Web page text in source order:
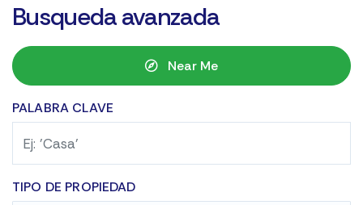
Busqueda avanzada
Near Me
PALABRA CLAVE
TIPO DE PROPIEDAD